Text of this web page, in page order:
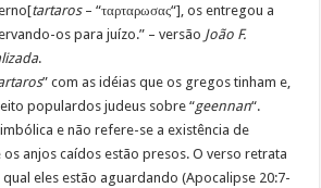
tartaros– “ταρταρωσας“], os entregou a
os para juízo.” – versão João F.
.
” com as idéias que os gregos tinham e,
populardos judeus sobre “geennan“.
e não refere-se a existência de
anjos caídos estão presos. O verso retrata
eles estão aguardando (Apocalipse 20:7-